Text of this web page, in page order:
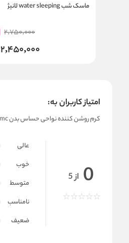
ماسک شب water sleeping لانیژ
2,750,000
2,450,000
امتیاز کاربران به:
کرم روشن کننده نواحی حساس بدن Fasmc
0 از 5
عالی
خوب
متوسط
نامناسب
ضعیف